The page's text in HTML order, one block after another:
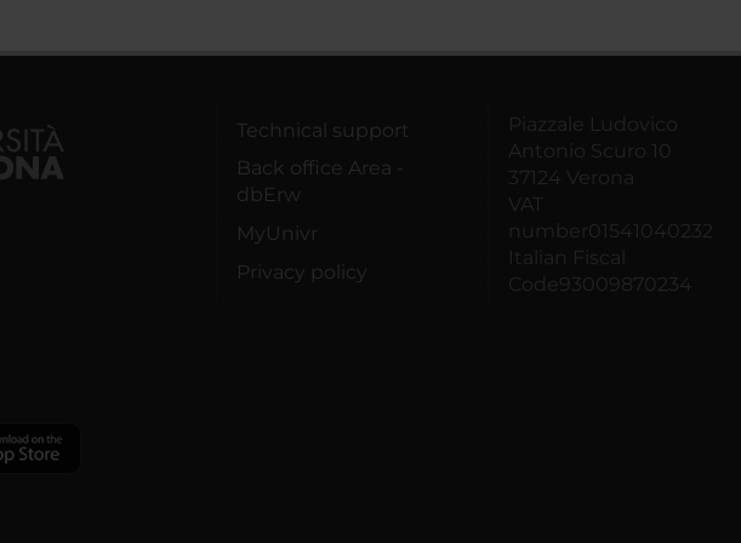
Technical support
Back office Area -
dbErw
MyUnivr
Privacy policy
Piazzale Ludovico
Antonio Scuro 10
37124 Verona
VAT
number01541040232
Italian Fiscal
Code93009870234